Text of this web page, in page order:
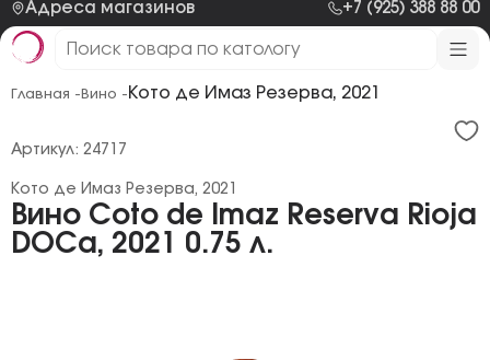
Адреса магазинов +7 (925) 388 88 00
Главная - Вино - Кото де Имаз Резерва, 2021
Вино Coto de Imaz Reserva Rioja
DOCa, 2021 0.75 л.
Кото де Имаз Резерва, 2021
Артикул: 24717